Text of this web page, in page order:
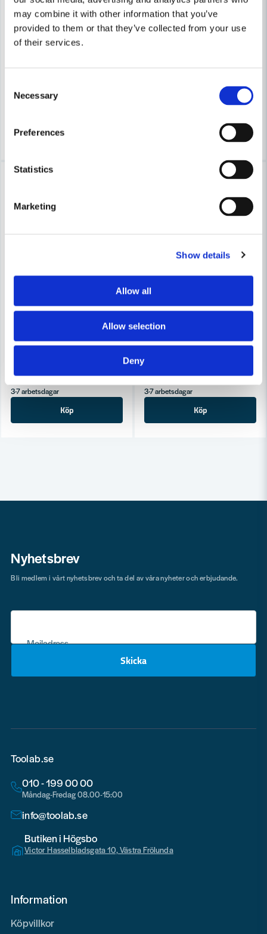
may combine it with other information that you’ve
provided to them or that they’ve collected from your use
of their services.
Selection
Necessary
Preferences
Statistics
Marketing
Show details
Allow all
Allow selection
Deny
ÖVRIGA
Red Rooster RRG-3621 Bandslipmaskin 520l/min
Leveranstid ifrån leverantör ca
Köp
Leveranstid ifrån leverantör ca
ÖVRIGA
Kompressor rocky 242 hondamotor 5,0 hk
Leveranstid ifrån leverantör ca
3-7 arbetsdagar
Köp
-19%
ÖVRIGA
Kompressor Fiac stratos 24
Leveranstid ifrån leverantör ca
3-7 arbetsdagar
Köp
Nyhetsbrev
Mejladress
Skicka
Bli medlem i vårt nyhetsbrev och ta del av våra nyheter och erbjudande.
Toolab.se
010 - 199 00 00
Måndag-Fredag 08.00-15:00
info@toolab.se
Butiken i Högsbo
Victor Hasselbladsgata 10, Västra Frölunda
Information
Köpvillkor